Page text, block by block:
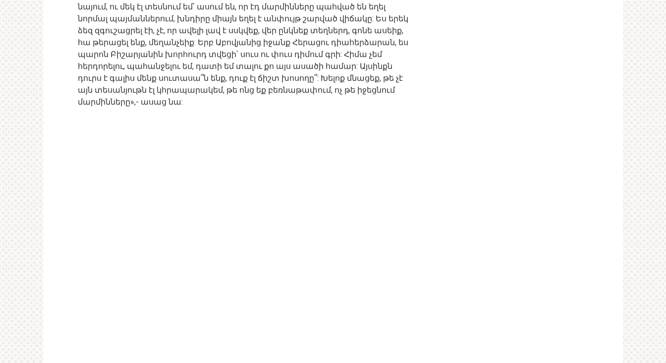
նայում, ու մեկ էլ տեսնում եմ՝ ասում են, որ էդ մարմինները պահված են եղել
նորմալ պայմաններում, խնդիրը միայն եղել է անփույթ շարված վիճակը: Ես երեկ
ձեզ զգուշացրել էի, չէ, որ ավելի լավ է սսկվեք, վեր ընկնեք տեղներդ, գոնե ասեիք,
հա թերացել ենք, մեղանչեիք: Երբ Աբովյանից իջանք Հերացու դիահերձարան, ես
պարոն Բիշարյանին խորհուրդ տվեցի՝ սուս ու փուս դիմում գրի: Հիմա չեմ
հերդորելու, պահանջելու եմ, դատի եմ տալու քո այս ասածի համար: Այսինքն
դուրս է գալիս մենք սուտասա՞ն ենք, դուք էլ ճիշտ խոսողը՞: Խելոք մնացեք, թե չէ
այն տեսանյութն էլ կհրապարակեմ, թե ոնց եք բեռնաթափում, ոչ թե իջեցնում
մարմինները»,- ասաց նա: